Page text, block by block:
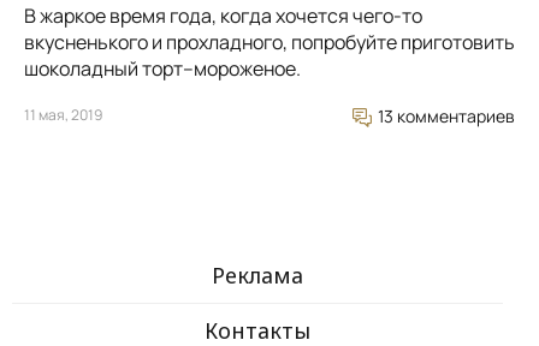
В жаркое время года, когда хочется чего-то
вкусненького и прохладного, попробуйте приготовить
шоколадный торт–мороженое.
11 мая, 2019 13 комментариев
Реклама
Контакты